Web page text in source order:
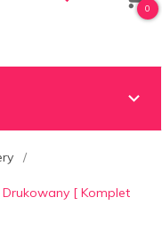
0
[ Komplet